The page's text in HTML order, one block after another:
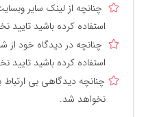
چنانچه از لینک سایر
استفاده کرده باشید تایید
چنانچه در دیدگاه خود از
استفاده کرده باشید تایید
چنانچه دیدگاهی بی
نخواهد شد.